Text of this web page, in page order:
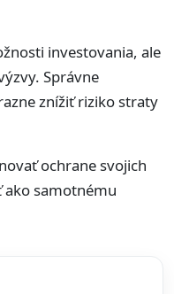
investovania, ale
Správne
znížiť riziko straty
ochrane svojich
samotnému